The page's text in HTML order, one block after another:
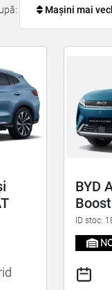
Mașini mai
BYD
ID stoc: